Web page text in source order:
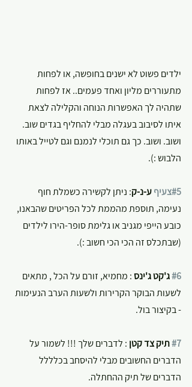
ילדים פשוט לא ישנים בחופשה, או לפחות
מתעוררים מליון ואחד פעמים.. אז לפחות
שתהיה לך האפשרות הנוחה והקלילה לצאת
איתו לסיבוב בעגלה מבלי להחליף בגדים שוב.
ושוב. ושוב. כך גם תוכלי לנמנם וגם לטייל באותו
הלבוש :).
#5צעיף ע-נ-ק: ניתן לקשירה כשמלת חוף
נעימה, תוספת מהממת לכל הפריטים שהבאנו,
כובע הייפי מגניב או גלימת סופר-הירו לילדים
(שבתכלס זה הכי הכי חשוב :).
#6 ג'קט ג'ינס : מחמיא, זורם על הכל , מתאים
לשעות הבוקר הקרירות ולשעות הערב הנעימות
- בקיצור בול.
#7 תיק צד קטן : לדברים שלך !!! לשמור על
הדברים החשובים מבלי להיסחב בכלללל
הדברים של תיק ההחתלה.